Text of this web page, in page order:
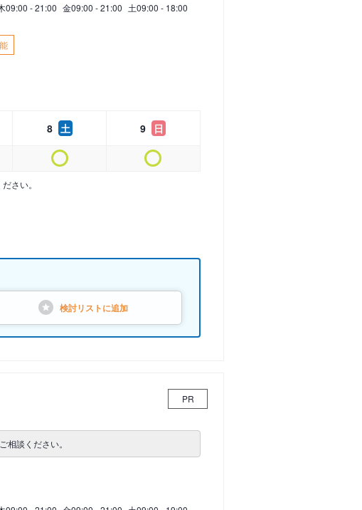
09:00 - 21:00 金09:00 - 21:00 土09:00 - 18:00
8 土 9 日
さい。
検討リストに追加
PR
談ください。